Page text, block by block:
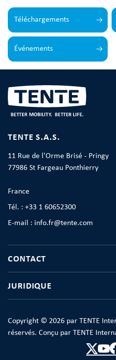
Téléchargements
Événements
TENTE S.A.S.
11 Rue de l'Orme Brisé - Pringy
77986 St Fargeau Ponthierry
France
Tél. : +33 1 60652300
E-mail : info.fr@tente.com
CONTACT
JURIDIQUE
Copyright © 2026 par TENTE
réservés. Conçu par TENTE